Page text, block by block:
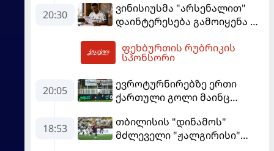
"ბარსელონაში" გადადის
20:30
ვინისიუსმა "არსენალით"
დაინტერესება გამოიყენა და
მომგებიანად გააგრძელა
ფეხბურთის რუბრიკის
სპონსორი
20:05
ევროტურნირებზე ერთი
ქართული გოლი მაინც
18:53
თბილისის "დინამოს"
მძლეველი "ჟალგირისი"